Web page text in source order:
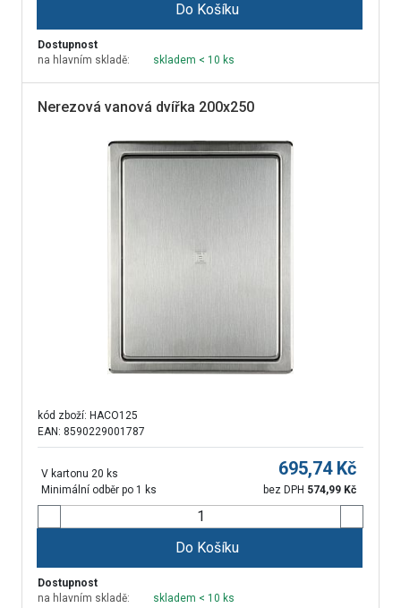
Do Košíku
Dostupnost
na hlavním skladě:
skladem < 10 ks
Nerezová vanová dvířka 200x250
kód zboží: HACO125
EAN: 8590229001787
V kartonu 20 ks
Minimální odběr po 1 ks
695,74 Kč
bez DPH 574,99 Kč
Do Košíku
Dostupnost
na hlavním skladě:
skladem < 10 ks